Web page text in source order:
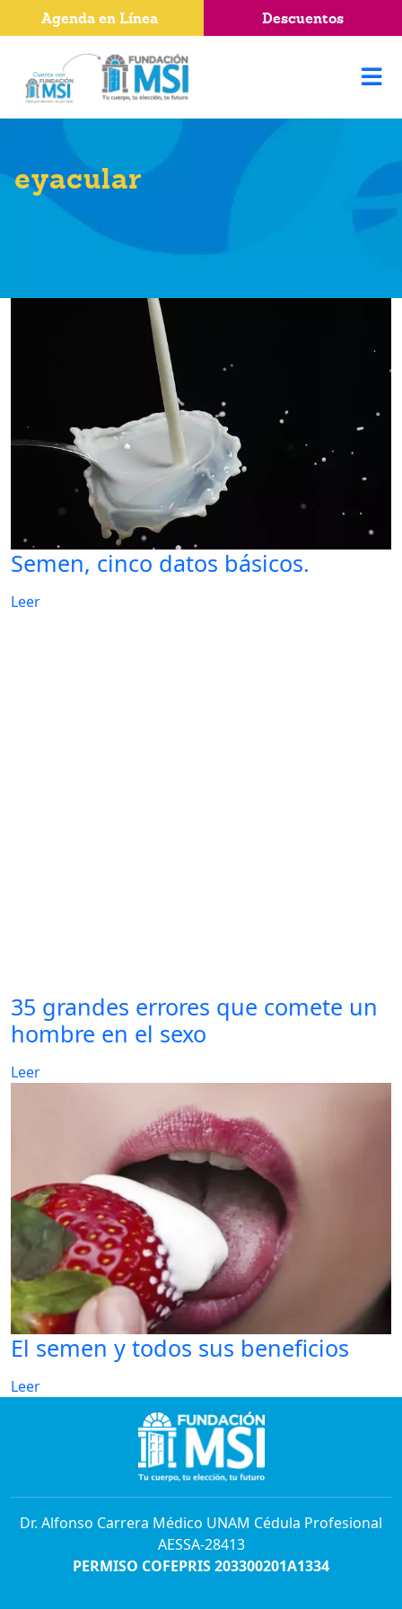
eyacular
Semen, cinco datos básicos.
Leer
35 grandes errores que comete un
hombre en el sexo
Leer
El semen y todos sus beneficios
Leer
Dr. Alfonso Carrera Médico UNAM Cédula Profesional
AESSA-28413
PERMISO COFEPRIS 203300201A1334
Agenda en Línea Descuentos